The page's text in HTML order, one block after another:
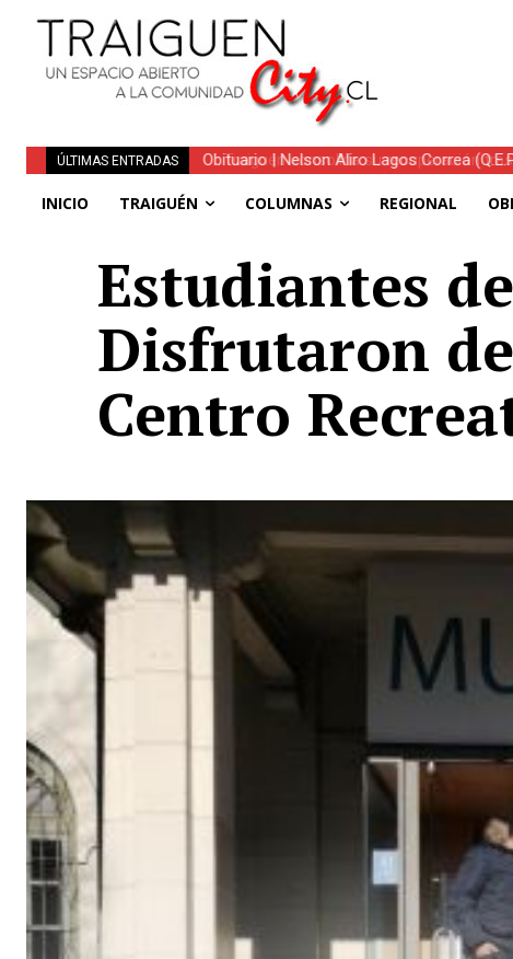
ÚLTIMAS ENTRADAS
Traiguén consolida su recuperación tras
INICIO TRAIGUÉN COLUMNAS REGIONAL
Estudiantes
Disfrutaron
Centro